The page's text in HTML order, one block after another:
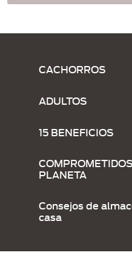
CACHORROS
ADULTOS
15 BENEFICIOS
PLANETA
Consejos de
casa